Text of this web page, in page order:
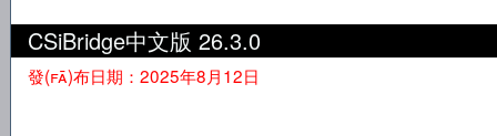
CSiBridge中文版 26.3.0
發(fā)布日期：2025年8月12日